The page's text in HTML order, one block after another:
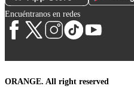
Encuéntranos en redes
ORANGE. All right reserved